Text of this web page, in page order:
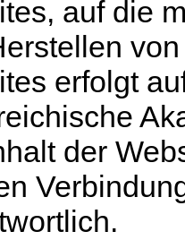
auf die
erfolgt
der